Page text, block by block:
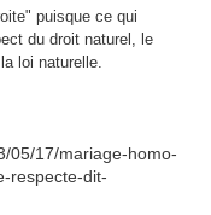
puisque ce qui
du droit naturel, le
loi naturelle.
05/17/mariage-homo-
respecte-dit-